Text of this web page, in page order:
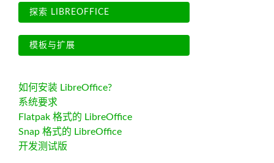
探索 LIBREOFFICE
模板与扩展
如何安装 LibreOffice?
系统要求
Flatpak 格式的 LibreOffice
Snap 格式的 LibreOffice
开发测试版